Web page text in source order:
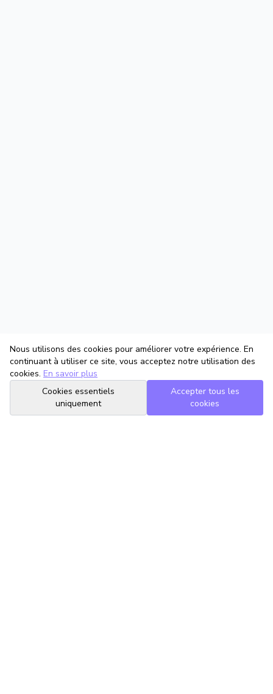
Nous utilisons des cookies pour améliorer votre expérience. En
continuant à utiliser ce site, vous acceptez notre utilisation des
cookies. En savoir plus
Cookies essentiels
uniquement
Accepter tous les
cookies